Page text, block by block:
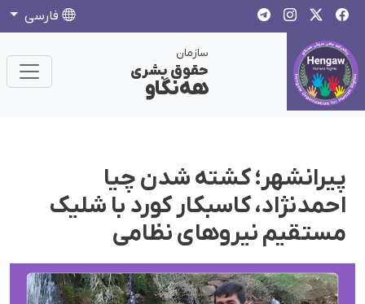
فارسی
سازمان
حقوق بشری
هەنگاو
پیرانشهر؛ کشته شدن چیا
احمدنژاد، کاسبکار کورد با شلیک
مستقیم نیروهای نظامی